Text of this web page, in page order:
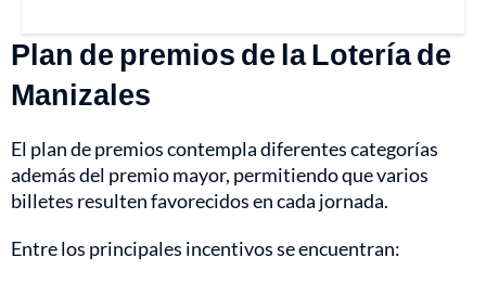
Plan de premios de la Lotería de
Manizales
El plan de premios contempla diferentes categorías
además del premio mayor, permitiendo que varios
billetes resulten favorecidos en cada jornada.
Entre los principales incentivos se encuentran: